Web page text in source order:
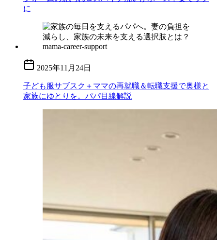
に
2025年11月24日
子ども服サブスク＋ママの再就職＆転職支援で奥様と
家族にゆとりを。パパ目線解説